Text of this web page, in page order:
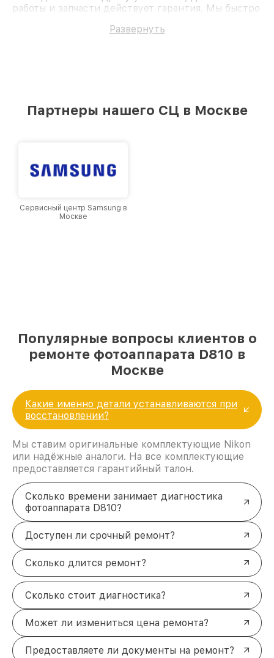
работы и запчасти действует гарантия. Мы быстро
Развернуть
Партнеры нашего СЦ в Москве
Сервисный центр Samsung в
Москве
Популярные вопросы клиентов о
ремонте фотоаппарата D810 в
Москве
Какие именно детали устанавливаются при
восстановлении?
Мы ставим оригинальные комплектующие Nikon
или надёжные аналоги. На все комплектующие
предоставляется гарантийный талон.
Сколько времени занимает диагностика
фотоаппарата D810?
Доступен ли срочный ремонт?
Сколько длится ремонт?
Сколько стоит диагностика?
Может ли измениться цена ремонта?
Предоставляете ли документы на ремонт?